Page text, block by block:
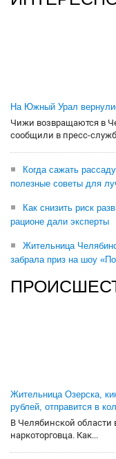
На Южный Урал
Чижи возвращаются в
сообщили в пресс-
Когда сажать
полезные советы для
Как снизить риск
рационе дали эксперты
Жительница
забрала приз на шоу
Жительница Озерска,
рублей, отправится в
В Челябинской
наркоторговца. Как...